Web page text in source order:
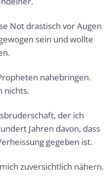
Not drastisch vor Augen
sein und wollte
nahebringen.
nichts.
der ich
Jahren davon, dass
gegeben ist.
zuversichtlich nähern.